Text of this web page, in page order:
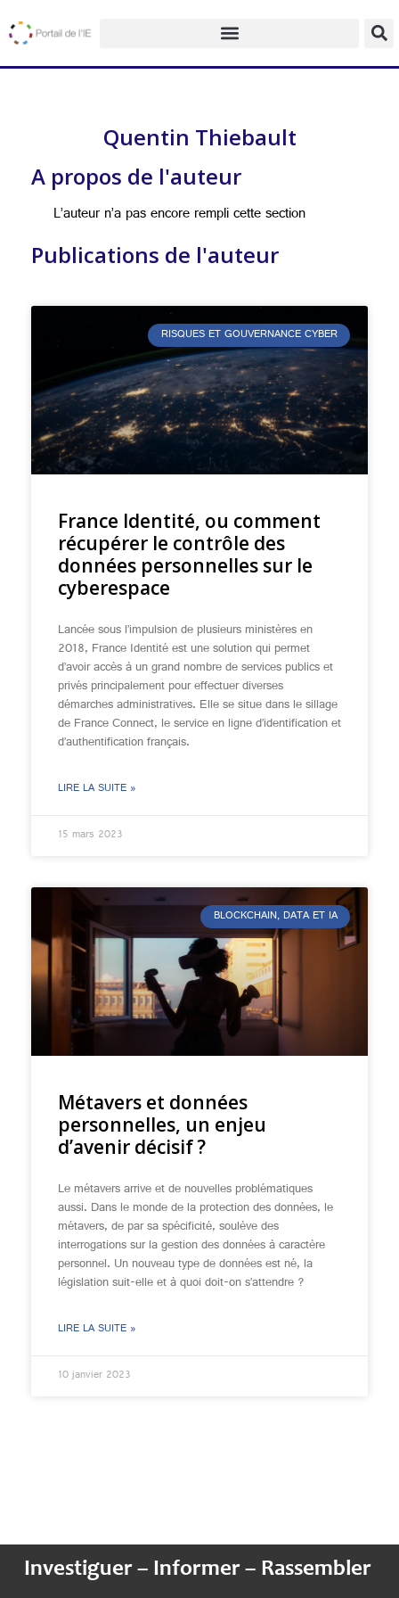
Quentin Thiebault
A propos de l'auteur
L’auteur n’a pas encore rempli cette section
Publications de l'auteur
RISQUES ET GOUVERNANCE CYBER
France Identité, ou comment
récupérer le contrôle des
données personnelles sur le
cyberespace
Lancée sous l’impulsion de plusieurs ministères en
2018, France Identité est une solution qui permet
d’avoir accès à un grand nombre de services publics et
privés principalement pour effectuer diverses
démarches administratives. Elle se situe dans le sillage
de France Connect, le service en ligne d’identification et
d’authentification français.
LIRE LA SUITE »
15 mars 2023
BLOCKCHAIN, DATA ET IA
Métavers et données
personnelles, un enjeu
d’avenir décisif ?
Le métavers arrive et de nouvelles problématiques
aussi. Dans le monde de la protection des données, le
métavers, de par sa spécificité, soulève des
interrogations sur la gestion des données à caractère
personnel. Un nouveau type de données est né, la
législation suit-elle et à quoi doit-on s’attendre ?
LIRE LA SUITE »
10 janvier 2023
Investiguer – Informer – Rassembler